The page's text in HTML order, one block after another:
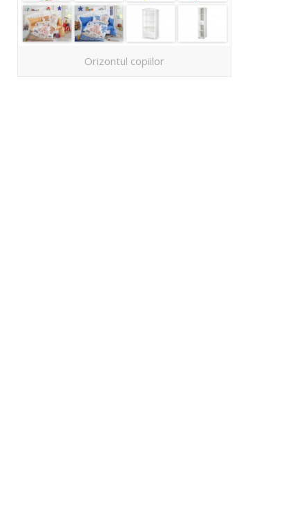
Orizontul copiilor